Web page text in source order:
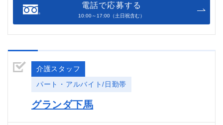
電話で応募する
10:00～17:00（土日祝含む）
介護スタッフ
パート・アルバイト/日勤帯
グランダ下馬